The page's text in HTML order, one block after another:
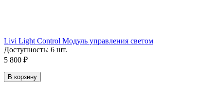
Livi Light Control Модуль управления светом
Доступность: 6 шт.
5 800 ₽
В корзину